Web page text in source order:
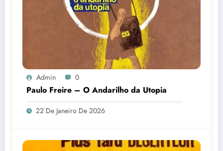
Admin 0
Paulo Freire – O Andarilho da Utopia
22 De Janeiro De 2026